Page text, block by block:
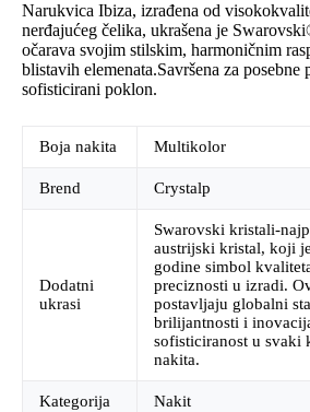
Narukvica Ibiza, izrađena od
nerđajućeg čelika, ukrašena je
očarava svojim stilskim, harmoničnim
blistavih elemenata.Savršena za
sofisticirani poklon.
Boja nakita Multikolor
Brend Crystalp
Dodatni
ukrasi
Swarovski kristali-
austrijski kristal, koji
godine simbol
preciznosti u izradi.
postavljaju globalni
brilijantnosti i
sofisticiranost u svaki
nakita.
Kategorija Nakit